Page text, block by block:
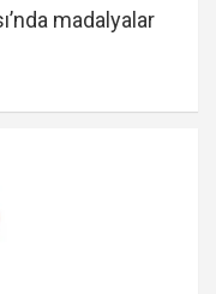
madalyalar